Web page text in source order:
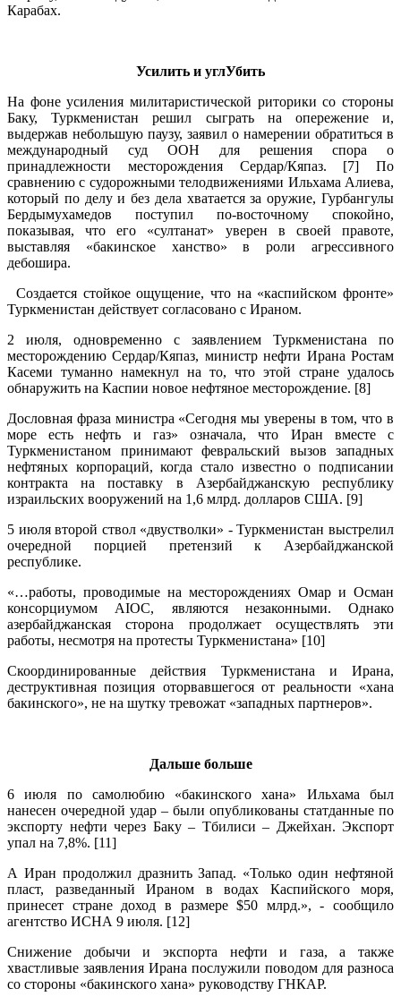
Карабах.
Усилить и углУбить
На фоне усиления милитаристической риторики со стороны
Баку, Туркменистан решил сыграть на опережение и,
выдержав небольшую паузу, заявил о намерении обратиться в
международный суд ООН для решения спора о
принадлежности месторождения Сердар/Кяпаз. [7] По
сравнению с судорожными телодвижениями Ильхама Алиева,
который по делу и без дела хватается за оружие, Гурбангулы
Бердымухамедов поступил по-восточному спокойно,
показывая, что его «султанат» уверен в своей правоте,
выставляя «бакинское ханство» в роли агрессивного
дебошира.
Создается стойкое ощущение, что на «каспийском фронте»
Туркменистан действует согласовано с Ираном.
2 июля, одновременно с заявлением Туркменистана по
месторождению Сердар/Кяпаз, министр нефти Ирана Ростам
Касеми туманно намекнул на то, что этой стране удалось
обнаружить на Каспии новое нефтяное месторождение. [8]
Дословная фраза министра «Сегодня мы уверены в том, что в
море есть нефть и газ» означала, что Иран вместе с
Туркменистаном принимают февральский вызов западных
нефтяных корпораций, когда стало известно о подписании
контракта на поставку в Азербайджанскую республику
израильских вооружений на 1,6 млрд. долларов США. [9]
5 июля второй ствол «двустволки» - Туркменистан выстрелил
очередной порцией претензий к Азербайджанской
республике.
«…работы, проводимые на месторождениях Омар и Осман
консорциумом AIOC, являются незаконными. Однако
азербайджанская сторона продолжает осуществлять эти
работы, несмотря на протесты Туркменистана» [10]
Скоординированные действия Туркменистана и Ирана,
деструктивная позиция оторвавшегося от реальности «хана
бакинского», не на шутку тревожат «западных партнеров».
Дальше больше
6 июля по самолюбию «бакинского хана» Ильхама был
нанесен очередной удар – были опубликованы статданные по
экспорту нефти через Баку – Тбилиси – Джейхан. Экспорт
упал на 7,8%. [11]
А Иран продолжил дразнить Запад. «Только один нефтяной
пласт, разведанный Ираном в водах Каспийского моря,
принесет стране доход в размере $50 млрд.», - сообщило
агентство ИСНА 9 июля. [12]
Снижение добычи и экспорта нефти и газа, а также
хвастливые заявления Ирана послужили поводом для разноса
со стороны «бакинского хана» руководству ГНКАР.